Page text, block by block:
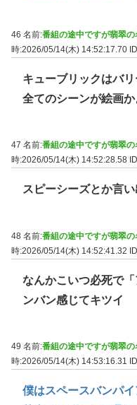
46 名前:番組の途中ですが翡翠
時:2026/05/14(木) 14:52:17.70
キューブリックはバ
全てのシーンが絵画か
47 名前:番組の途中ですが翡翠
時:2026/05/14(木) 14:52:28.58
スピーシーズとか言
48 名前:番組の途中ですが翡翠
時:2026/05/14(木) 14:52:41.32
なんかこいつ必死で
ンバン感じてキツイ
49 名前:番組の途中ですが翡翠
時:2026/05/14(木) 14:53:16.31
僕はスペースバンパ